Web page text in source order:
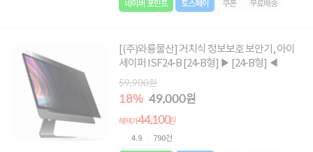
네이버 포인트 토스페이 쿠폰 무료배송
[(주)와룡물산] 거치식 정보보호 보안기, 아이
세이퍼 ISF24-B [24-B형] ▶ [24-B형] ◀
59,900원
18% 49,000원
혜택가44,100원
4.9 790건